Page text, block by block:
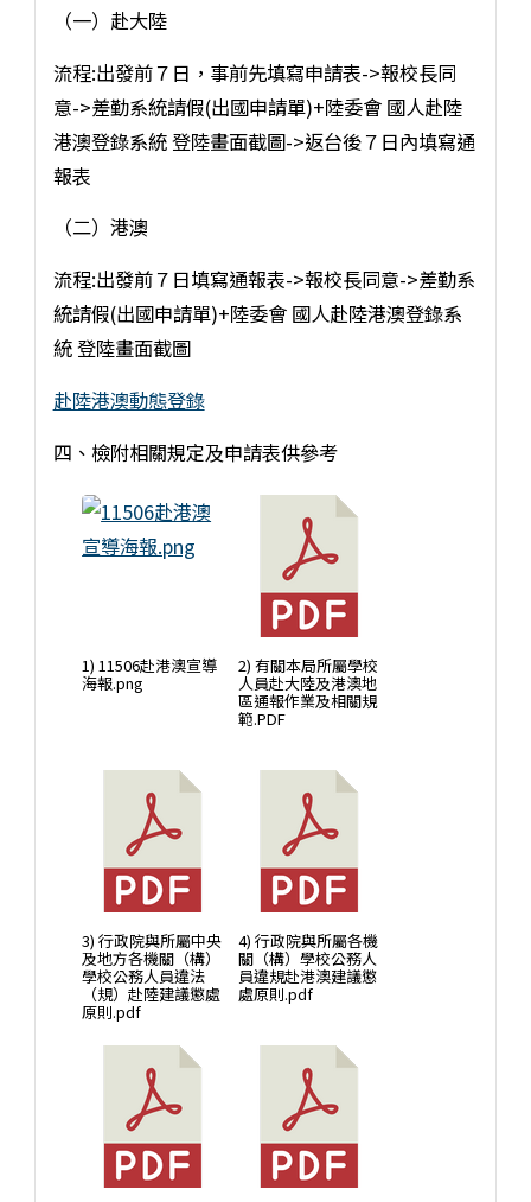
（一）赴大陸
流程:出發前７日，事前先填寫申請表->報校長同
意->差勤系統請假(出國申請單)+陸委會 國人赴陸
港澳登錄系統 登陸畫面截圖->返台後７日內填寫通
報表
（二）港澳
流程:出發前７日填寫通報表->報校長同意->差勤系
統請假(出國申請單)+陸委會 國人赴陸港澳登錄系
統 登陸畫面截圖
赴陸港澳動態登錄
四、檢附相關規定及申請表供參考
1) 11506赴港澳宣導
海報.png
2) 有關本局所屬學校
人員赴大陸及港澳地
區通報作業及相關規
範.PDF
3) 行政院與所屬中央
及地方各機關（構）
學校公務人員違法
（規）赴陸建議懲處
原則.pdf
4) 行政院與所屬各機
關（構）學校公務人
員違規赴港澳建議懲
處原則.pdf